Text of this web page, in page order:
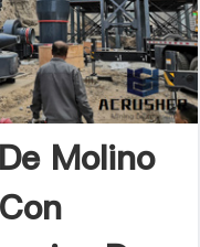
Molino